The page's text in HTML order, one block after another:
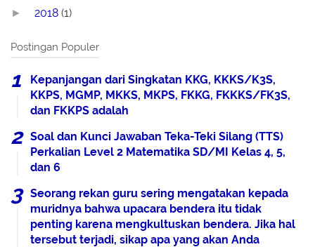
► 2018 (1)
Postingan Populer
Kepanjangan dari Singkatan KKG, KKKS/K3S,
KKPS, MGMP, MKKS, MKPS, FKKG, FKKKS/FK3S,
dan FKKPS adalah
Soal dan Kunci Jawaban Teka-Teki Silang (TTS)
Perkalian Level 2 Matematika SD/MI Kelas 4, 5,
dan 6
Seorang rekan guru sering mengatakan kepada
muridnya bahwa upacara bendera itu tidak
penting karena mengkultuskan bendera. Jika hal
tersebut terjadi, sikap apa yang akan Anda